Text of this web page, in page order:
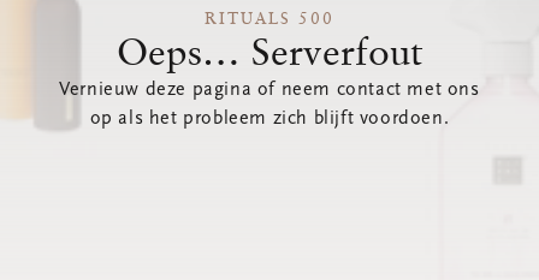
RITUALS 500
Oeps… Serverfout
Vernieuw deze pagina of neem contact met ons
op als het probleem zich blijft voordoen.